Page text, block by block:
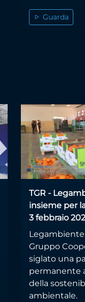
Guarda
TGR -
insieme per
3 febbraio
Legambiente
Gruppo
siglato una
permanente
della
ambientale.